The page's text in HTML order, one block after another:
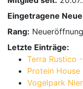
Eingetragene
Rang:
Letzte Einträge:
Terra Rustico
Protein
Vogelpark